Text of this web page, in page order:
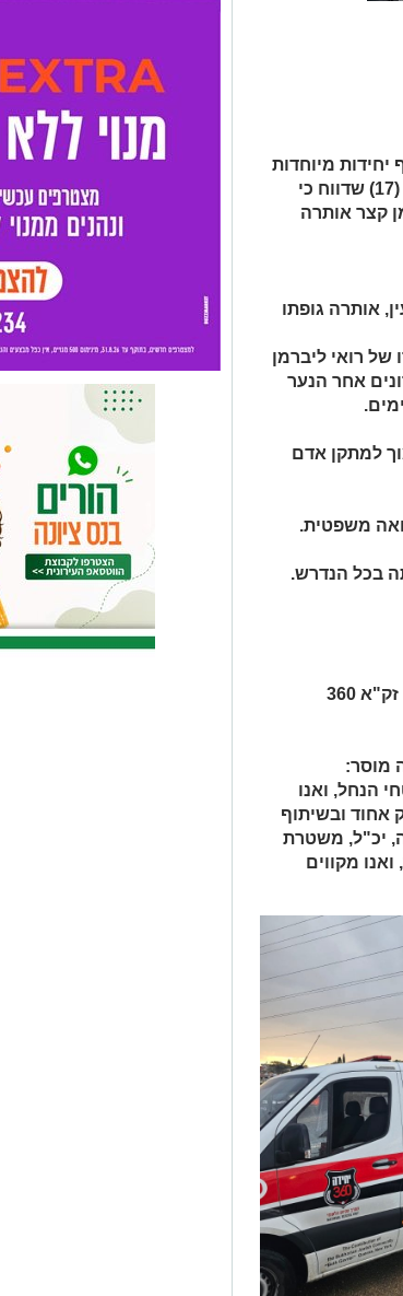
מיוחדות
ויחד עם גורמי חירום, ביטחון והצלה, לאיתורו של נעדר (17) שדווח כי
קצר אותרה
אותרה גופתו
של רואי ליברמן
אחר הנער
למתקן אדם
משפטית.
בכל הנדרש.
עדכון לגבי הנער בן 16 שנעדר באזור נחל מודיעין צוותי זק"א 360
מוסר:
הנחל, ואנו
אחוד ובשיתוף
יכ"ל, משטרת
מקווים